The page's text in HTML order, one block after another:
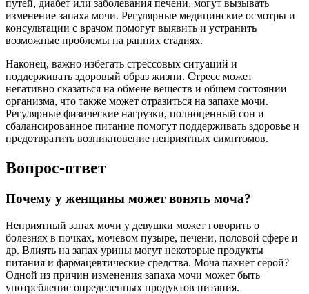
путей, диабет или заболевания печени, могут вызывать
изменение запаха мочи. Регулярные медицинские осмотры и
консультации с врачом помогут выявить и устранить
возможные проблемы на ранних стадиях.
Наконец, важно избегать стрессовых ситуаций и
поддерживать здоровый образ жизни. Стресс может
негативно сказаться на обмене веществ и общем состоянии
организма, что также может отразиться на запахе мочи.
Регулярные физические нагрузки, полноценный сон и
сбалансированное питание помогут поддерживать здоровье и
предотвратить возникновение неприятных симптомов.
Вопрос-ответ
Почему у женщины может вонять моча?
Неприятный запах мочи у девушки может говорить о
болезнях в почках, мочевом пузыре, печени, половой сфере и
др. Влиять на запах урины могут некоторые продукты
питания и фармацевтические средства. Моча пахнет серой?
Одной из причин изменения запаха мочи может быть
употребление определенных продуктов питания.